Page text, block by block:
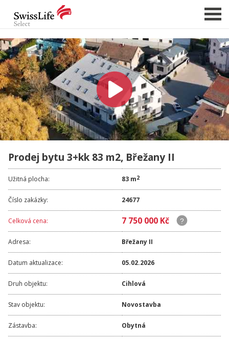
NABÍDKA NEMOVITOSTÍ
CHCI PRODAT / PRONAJMOUT
HLÍDAT NOVÉ NABÍDKY
CHCI OCENIT NEMOVITOST
O NÁS
REFERENCE
SLUŽBY
KARIÉRA
FINANCOVÁNÍ / HYPOTÉKA
Prodej bytu 3+kk 83 m2, Břežany II
Užitná plocha: 83 m2
Číslo zakázky: 24677
Celková cena: 7 750 000 Kč
Adresa: Břežany II
Datum aktualizace: 05.02.2026
Druh objektu: Cihlová
Stav objektu: Novostavba
Zástavba: Obytná